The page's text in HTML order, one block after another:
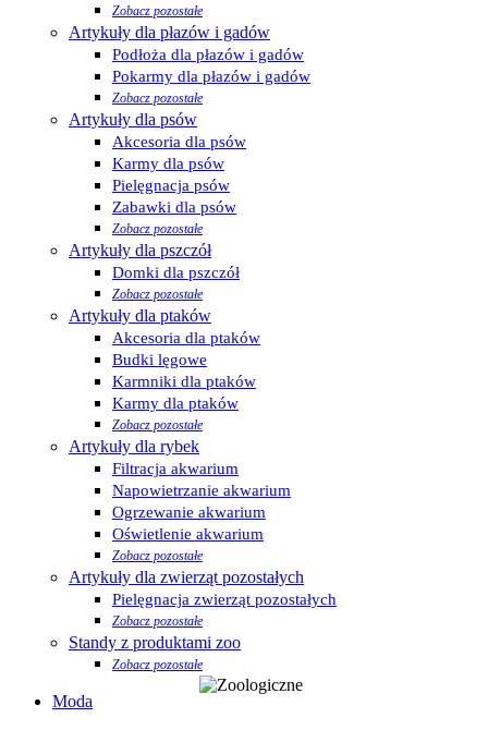
Zobacz pozostałe
Artykuły dla płazów i gadów
Podłoża dla płazów i gadów
Pokarmy dla płazów i gadów
Zobacz pozostałe
Artykuły dla psów
Akcesoria dla psów
Karmy dla psów
Pielęgnacja psów
Zabawki dla psów
Zobacz pozostałe
Artykuły dla pszczół
Domki dla pszczół
Zobacz pozostałe
Artykuły dla ptaków
Akcesoria dla ptaków
Budki lęgowe
Karmniki dla ptaków
Karmy dla ptaków
Zobacz pozostałe
Artykuły dla rybek
Filtracja akwarium
Napowietrzanie akwarium
Ogrzewanie akwarium
Oświetlenie akwarium
Zobacz pozostałe
Artykuły dla zwierząt pozostałych
Pielęgnacja zwierząt pozostałych
Zobacz pozostałe
Standy z produktami zoo
Zobacz pozostałe
Moda